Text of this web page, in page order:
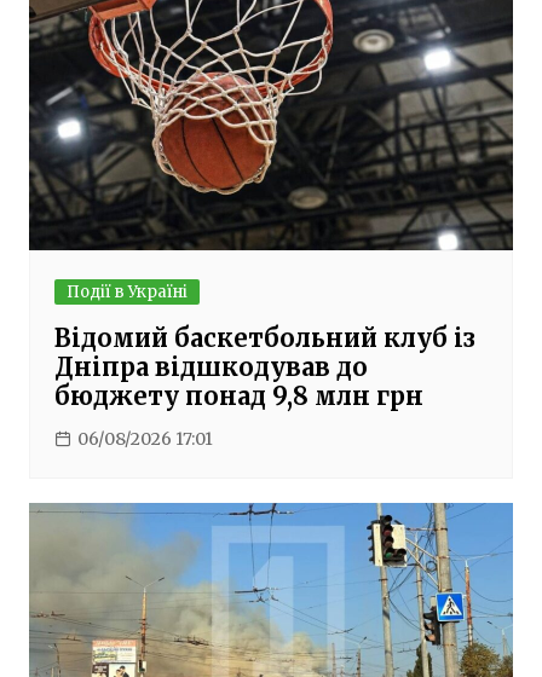
Події в Україні
Відомий баскетбольний клуб із
Дніпра відшкодував до
бюджету понад 9,8 млн грн
06/08/2026 17:01